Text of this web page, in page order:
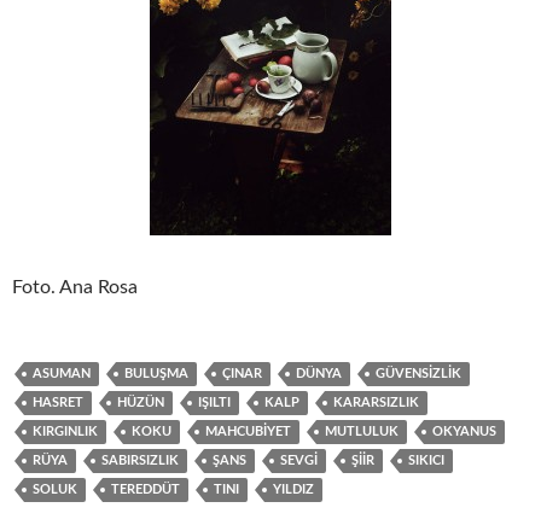
Foto. Ana Rosa
ASUMAN BULUŞMA ÇINAR DÜNYA GÜVENSIZLIK
HASRET HÜZÜN IŞILTI KALP KARARSIZLIK
KIRGINLIK KOKU MAHCUBIYET MUTLULUK OKYANUS
RÜYA SABIRSIZLIK ŞANS SEVGI ŞIIR SIKICI
SOLUK TEREDDÜT TINI YILDIZ